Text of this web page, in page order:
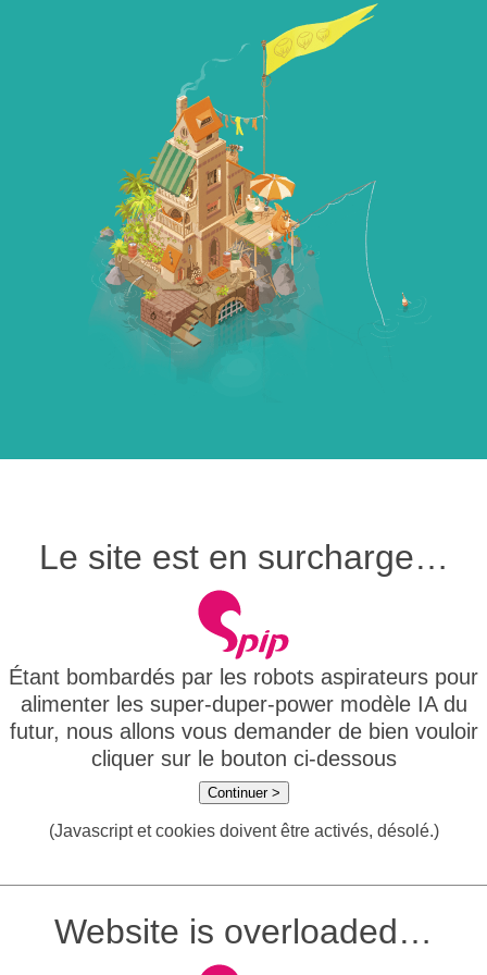
Le site est en surcharge…
Étant bombardés par les robots aspirateurs pour
alimenter les super-duper-power modèle IA du
futur, nous allons vous demander de bien vouloir
cliquer sur le bouton ci-dessous
Continuer >
(Javascript et cookies doivent être activés, désolé.)
Website is overloaded…